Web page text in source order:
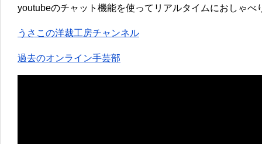
youtubeのチャット機能を使ってリアルタイムにおしゃべ
うさこの洋裁工房チャンネル
過去のオンライン手芸部